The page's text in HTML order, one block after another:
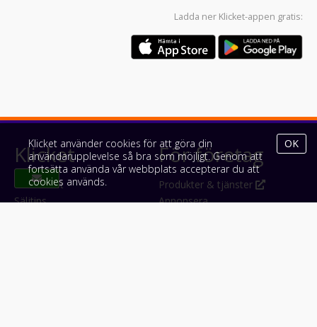
Ladda ner Klicket-appen gratis:
Klicket
Om Klicket
Säljtips
För företag
Produkter & tjänster
Annonsera
Klicket använder cookies för att göra din
användarupplevelse så bra som möjligt. Genom att
fortsätta använda vår webbplats accepterar du att
cookies används.
OK